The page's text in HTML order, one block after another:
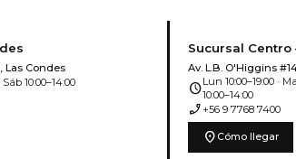
Las Condes
10:00–14:00
Sucursal
Av. L.B. O'Higgins
scheduleLun 10:00–19:00 ·
10:00–14:00
phone_enabled +56 9 7768 7400
location_on Cómo llegar